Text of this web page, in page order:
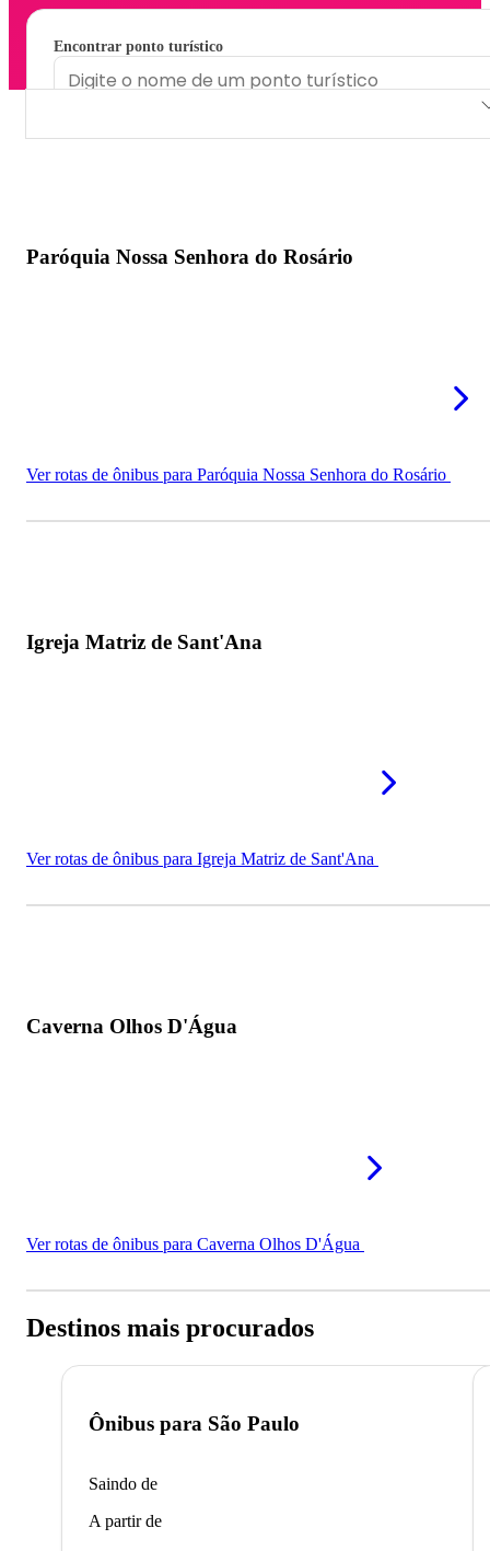
Encontrar ponto turístico
Paróquia Nossa Senhora do Rosário
Ver rotas de ônibus para Paróquia Nossa Senhora do Rosário
Igreja Matriz de Sant'Ana
Ver rotas de ônibus para Igreja Matriz de Sant'Ana
Caverna Olhos D'Água
Ver rotas de ônibus para Caverna Olhos D'Água
Destinos mais procurados
Ônibus para São Paulo
Saindo de
A partir de